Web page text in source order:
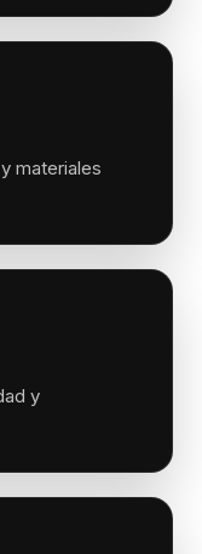
materiales
y